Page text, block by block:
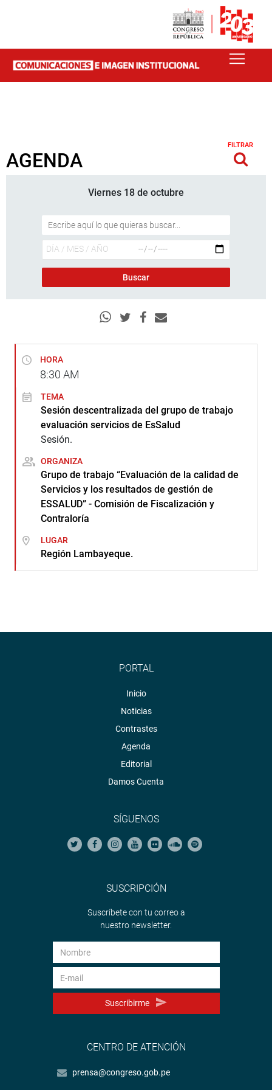
AGENDA
FILTRAR
Viernes 18 de octubre
HORA
8:30 AM
TEMA
Sesión descentralizada del grupo de trabajo
evaluación servicios de EsSalud
Sesión.
ORGANIZA
Grupo de trabajo “Evaluación de la calidad de
Servicios y los resultados de gestión de
ESSALUD” - Comisión de Fiscalización y
Contraloría
LUGAR
Región Lambayeque.
PORTAL
Inicio
Noticias
Contrastes
Agenda
Editorial
Damos Cuenta
SÍGUENOS
SUSCRIPCIÓN
Suscríbete con tu correo a
nuestro newsletter.
Suscribirme
CENTRO DE ATENCIÓN
prensa@congreso.gob.pe